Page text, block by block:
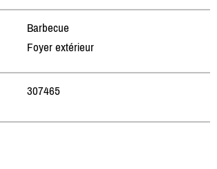
Barbecue
Foyer extérieur
307465